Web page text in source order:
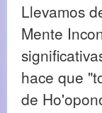
Llevamos
Mente
hace que
de